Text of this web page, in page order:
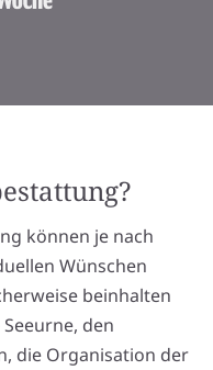
können je nach
Wünschen
beinhalten
den
die Organisation der